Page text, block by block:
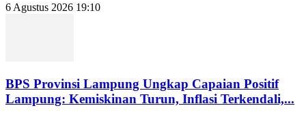
6 Agustus 2026 19:10
BPS Provinsi Lampung Ungkap Capaian Positif
Lampung: Kemiskinan Turun, Inflasi Terkendali,...